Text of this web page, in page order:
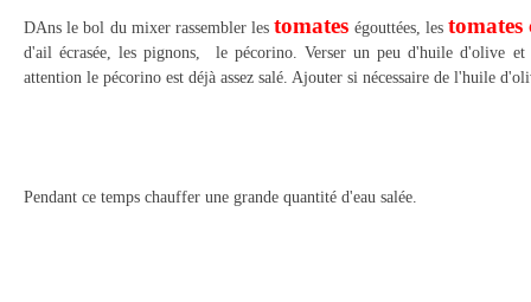
DAns le bol du mixer rassembler lestomates égouttées, lestomates
d'ail écrasée, les pignons, le pécorino. Verser un peu d'huile d'olive et
attention le pécorino est déjà assez salé. Ajouter si nécessaire de l'huile
Pendant ce temps chauffer une grande quantité d'eau salée.